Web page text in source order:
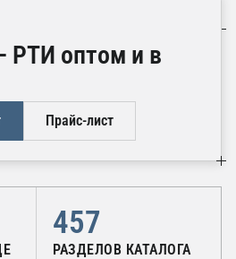
РТИ оптом и в
Прайс-лист
457
РАЗДЕЛОВ КАТАЛОГА